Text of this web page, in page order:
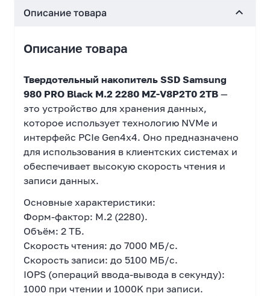
Описание товара
Описание товара
Твердотельный накопитель SSD Samsung
980 PRO Black M.2 2280 MZ-V8P2T0 2TB —
это устройство для хранения данных,
которое использует технологию NVMe и
интерфейс PCIe Gen4x4. Оно предназначено
для использования в клиентских системах и
обеспечивает высокую скорость чтения и
записи данных.
Основные характеристики:
Форм-фактор: M.2 (2280).
Объём: 2 ТБ.
Скорость чтения: до 7000 МБ/с.
Скорость записи: до 5100 МБ/с.
IOPS (операций ввода-вывода в секунду):
1000 при чтении и 1000K при записи.